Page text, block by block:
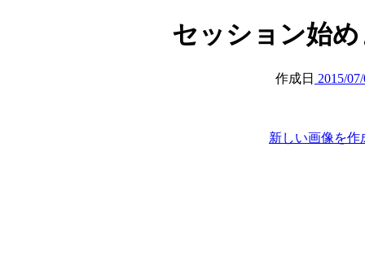
セッション始め
作成日 2015/
新しい画像を作